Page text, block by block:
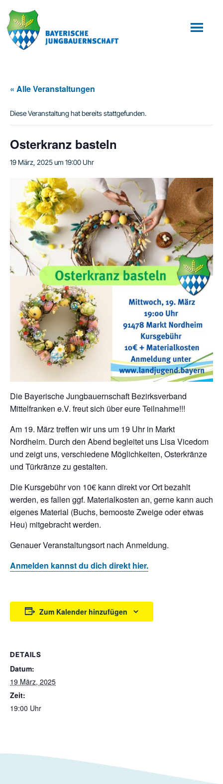
Inhalt
springen
Fußzeile
springen
« Alle Veranstaltungen
Diese Veranstaltung hat bereits stattgefunden.
Osterkranz basteln
19 März, 2025 um 19:00 Uhr
Die Bayerische Jungbauernschaft Bezirksverband
Mittelfranken e.V. freut sich über eure Teilnahme!!!
Am 19. März treffen wir uns um 19 Uhr in Markt
Nordheim. Durch den Abend begleitet uns Lisa Vicedom
und zeigt uns, verschiedene Möglichkeiten, Osterkränze
und Türkränze zu gestalten.
Die Kursgebühr von 10€ kann direkt vor Ort bezahlt
werden, es fallen ggf. Materialkosten an, gerne kann auch
eigenes Material (Buchs, bemooste Zweige oder etwas
Heu) mitgebracht werden.
​Genauer Veranstaltungsort nach Anmeldung.
Anmelden kannst du dich direkt hier.
Zum Kalender hinzufügen
DETAILS
Datum:
19 März, 2025
Zeit:
19:00 Uhr